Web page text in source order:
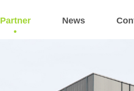
Partner News